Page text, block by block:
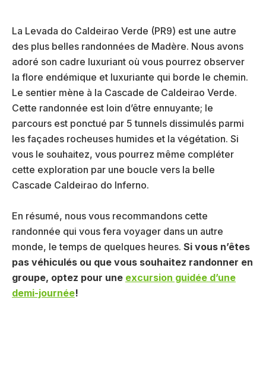
La Levada do Caldeirao Verde (PR9) est une autre
des plus belles randonnées de Madère. Nous avons
adoré son cadre luxuriant où vous pourrez observer
la flore endémique et luxuriante qui borde le chemin.
Le sentier mène à la Cascade de Caldeirao Verde.
Cette randonnée est loin d’être ennuyante; le
parcours est ponctué par 5 tunnels dissimulés parmi
les façades rocheuses humides et la végétation. Si
vous le souhaitez, vous pourrez même compléter
cette exploration par une boucle vers la belle
Cascade Caldeirao do Inferno.
En résumé, nous vous recommandons cette
randonnée qui vous fera voyager dans un autre
monde, le temps de quelques heures. Si vous n’êtes
pas véhiculés ou que vous souhaitez randonner en
groupe, optez pour une excursion guidée d’une
demi-journée!